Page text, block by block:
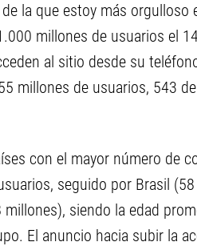
la que estoy más
millones de usuarios el
al sitio desde su
millones de usuarios, 543
con el mayor número de
seguido por Brasil
siendo la edad
El anuncio hacia subir la